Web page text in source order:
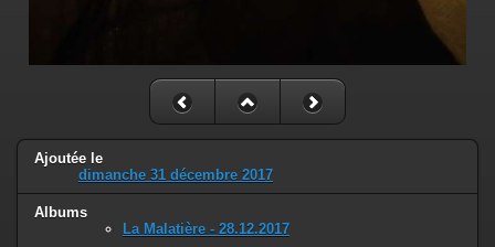
Ajoutée le
dimanche 31 décembre 2017
Albums
La Malatière - 28.12.2017